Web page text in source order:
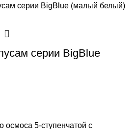
серии BigBlue